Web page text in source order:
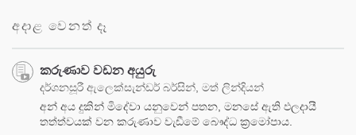
අදාළ වෙනත් දෑ
කරුණාව වඩන අයුරු
දර්ශනසූරී ඇලෙක්සැන්ඩර් බර්සින්, මත් ලින්දියන්
අන් අය දුකින් මිදේවා යනුවෙන් පතන, මනසේ ඇති ඵලදායී
තත්ත්වයක් වන කරුණාව වැඩීමේ බෞද්ධ ක්‍රමෝපාය.